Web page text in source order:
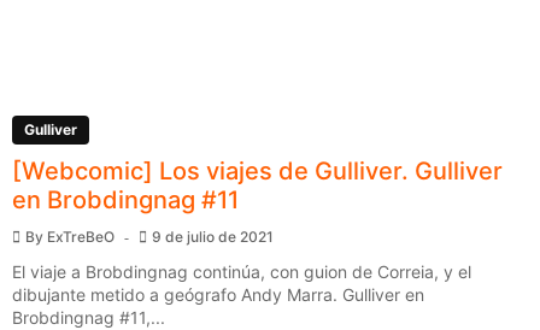
Gulliver
[Webcomic] Los viajes de Gulliver. Gulliver
en Brobdingnag #11
By ExTreBeO 9 de julio de 2021
El viaje a Brobdingnag continúa, con guion de Correia, y el
dibujante metido a geógrafo Andy Marra. Gulliver en
Brobdingnag #11,...